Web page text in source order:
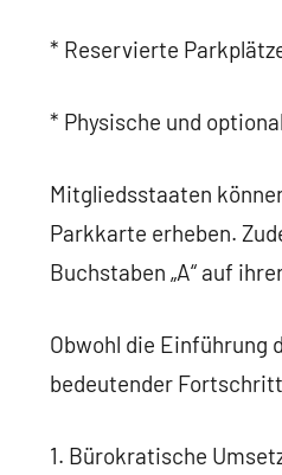
* Reservierte
* Physische und
Mitgliedsstaaten
Parkkarte erheben.
Buchstaben „A“ auf
Obwohl die Einführung
bedeutender
1. Bürokratische